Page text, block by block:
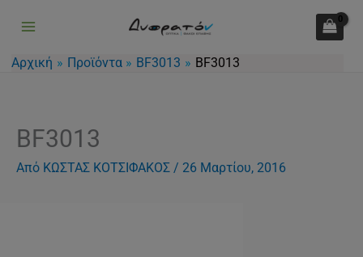
περιεχόμενο
Αρχική Προϊόντα BF3013 BF3013
BF3013
Από ΚΩΣΤΑΣ ΚΟΤΣΙΦΑΚΟΣ / 26 Μαρτίου, 2016